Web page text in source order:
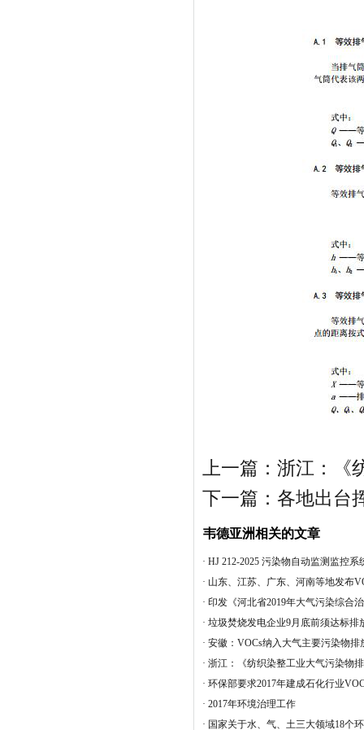
上一篇： 浙江：《
下一篇： 各地出台
韦德亚洲相关的文章
· HJ 212-2025 污染物自动监测监控
· 山东、江苏、广东、河南等地发布
· 印发《河北省2019年大气污染综合
· 垃圾焚烧发电企业9月底前须达标排
· 安徽：VOCs纳入大气主要污染物排
· 浙江：《纺织染整工业大气污染物
· 环保部要求2017年建成石化行业
· 2017年环境治理工作
· 国家关于水、气、土三大领域18个